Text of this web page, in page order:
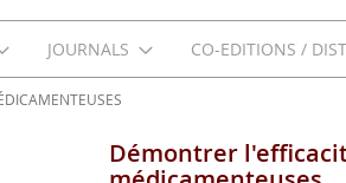
JOURNALS CO-EDITIONS /
Démontrer